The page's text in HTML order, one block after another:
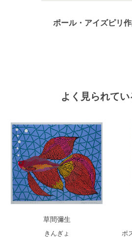
ポール・アイズピリ
よく見られて
草間彌生
きんぎょ ポ